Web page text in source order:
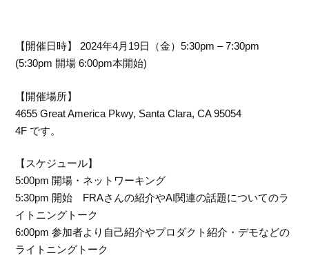
【開催日時】 2024年4月19日（金）5:30pm – 7:30pm
(5:30pm 開場 6:00pm本開始)
【開催場所】
4655 Great America Pkwy, Santa Clara, CA 95054
4F です。
【スケジュール】
5:00pm 開場・ネットワーキング
5:30pm 開始 FRAさんの紹介やAI関連の話題についてのラ
イトニングトーク
6:00pm 参加者より自己紹介やプロダクト紹介・デモなどの
ライトニングトーク